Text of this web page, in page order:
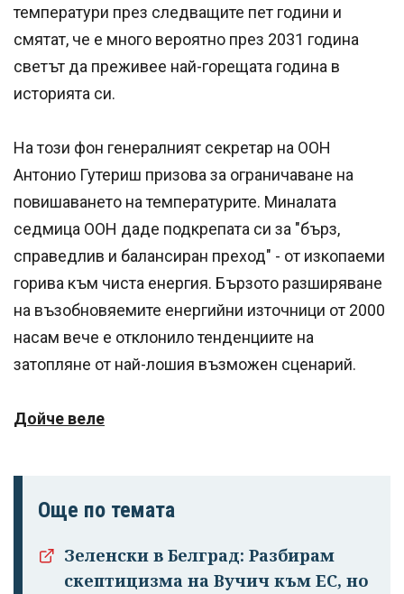
температури през следващите пет години и
смятат, че е много вероятно през 2031 година
светът да преживее най-горещата година в
историята си.
На този фон генералният секретар на ООН
Антонио Гутериш призова за ограничаване на
повишаването на температурите. Миналата
седмица ООН даде подкрепата си за "бърз,
справедлив и балансиран преход" - от изкопаеми
горива към чиста енергия. Бързото разширяване
на възобновяемите енергийни източници от 2000
насам вече е отклонило тенденциите на
затопляне от най-лошия възможен сценарий.
Дойче веле
Още по темата
Зеленски в Белград: Разбирам
скептицизма на Вучич към ЕС, но